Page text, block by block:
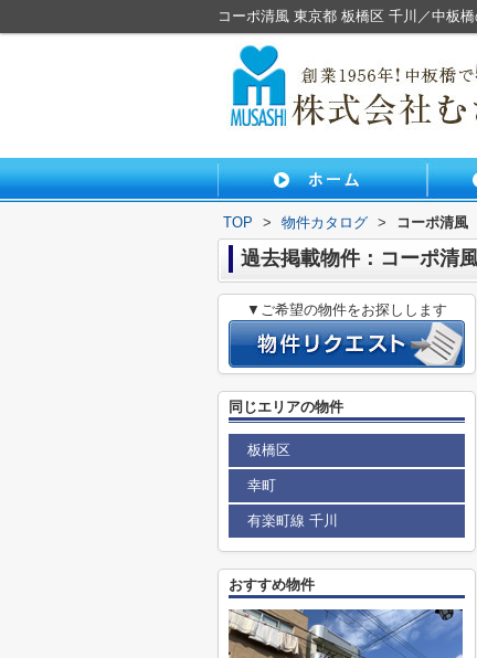
コーポ清風 東京都 板橋区 千川／中板
TOP > 物件カタログ > コーポ清風
過去掲載物件：コーポ清
▼ご希望の物件をお探しします
同じエリアの物件
板橋区
幸町
有楽町線 千川
おすすめ物件